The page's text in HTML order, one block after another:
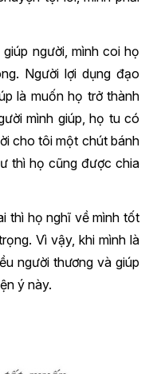
người, mình coi họ
Người lợi dụng đạo
là muốn họ trở thành
mình giúp, họ tu có
cho tôi một chút bánh
thì họ cũng được chia
thì họ nghĩ về mình tốt
Vì vậy, khi mình là
người thương và giúp
ý này.